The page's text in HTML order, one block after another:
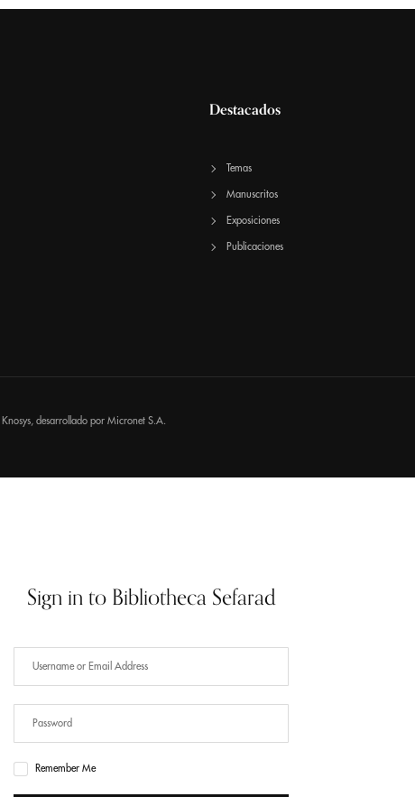
Destacados
Temas
Manuscritos
Exposiciones
Publicaciones
Knosys , desarrollado por Micronet S.A.
Have an Account?
Sign in to Bibliotheca Sefarad
Remember Me